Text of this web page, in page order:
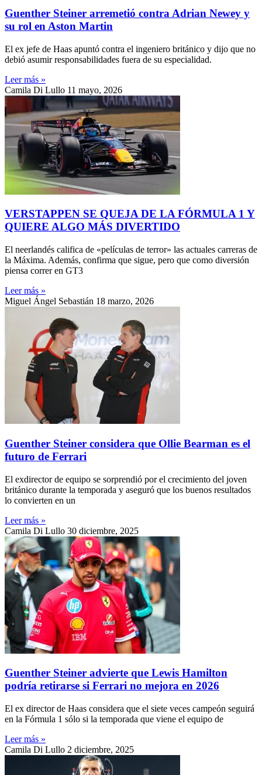
Guenther Steiner arremetió contra Adrian Newey y
su rol en Aston Martin
El ex jefe de Haas apuntó contra el ingeniero británico y dijo que no
debió asumir responsabilidades fuera de su especialidad.
Leer más »
Camila Di Lullo 11 mayo, 2026
VERSTAPPEN SE QUEJA DE LA FÓRMULA 1 Y
QUIERE ALGO MÁS DIVERTIDO
El neerlandés califica de «películas de terror» las actuales carreras de
la Máxima. Además, confirma que sigue, pero que como diversión
piensa correr en GT3
Leer más »
Miguel Ángel Sebastián 18 marzo, 2026
Guenther Steiner considera que Ollie Bearman es el
futuro de Ferrari
El exdirector de equipo se sorprendió por el crecimiento del joven
británico durante la temporada y aseguró que los buenos resultados
lo convierten en un
Leer más »
Camila Di Lullo 30 diciembre, 2025
Guenther Steiner advierte que Lewis Hamilton
podría retirarse si Ferrari no mejora en 2026
El ex director de Haas considera que el siete veces campeón seguirá
en la Fórmula 1 sólo si la temporada que viene el equipo de
Leer más »
Camila Di Lullo 2 diciembre, 2025